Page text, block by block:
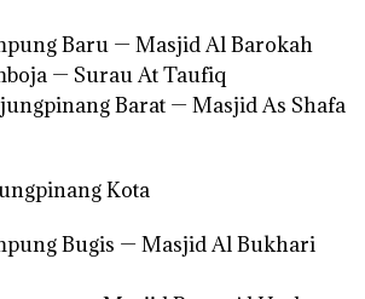
Baru — Masjid Al Barokah
— Surau At Taufiq
Barat — Masjid As Shafa
Kota
Bugis — Masjid Al Bukhari